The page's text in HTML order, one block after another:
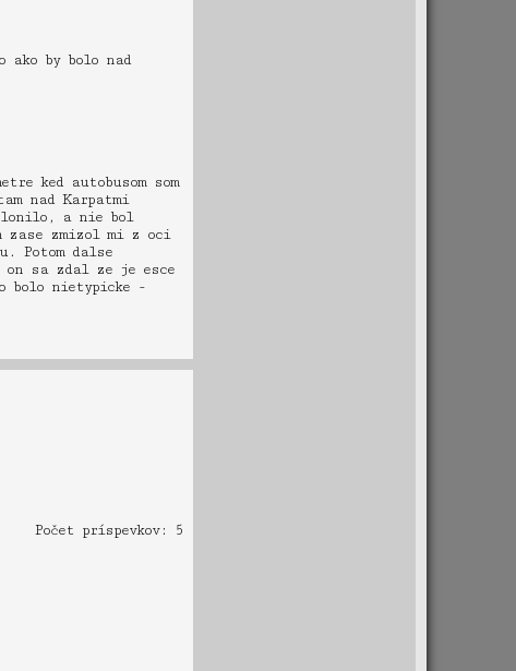
ako by bolo nad
ked autobusom som
nad Karpatmi
a nie bol
zase zmizol mi z oci
Potom dalse
sa zdal ze je esce
bolo nietypicke -
Počet príspevkov: 5